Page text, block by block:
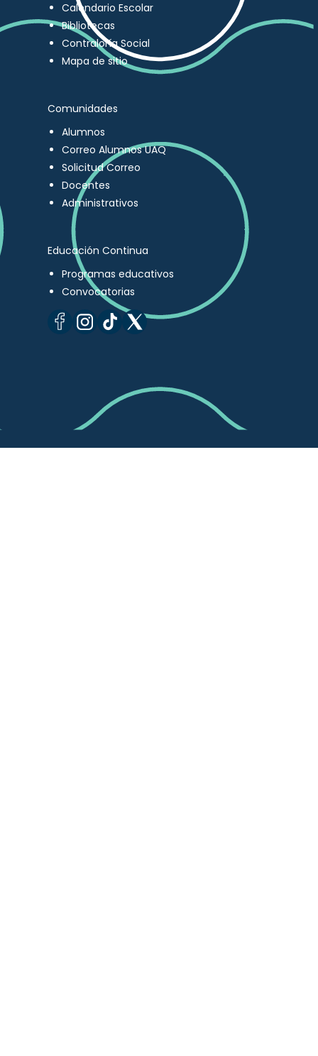
Calendario Escolar
Bibliotecas
Contraloría Social
Mapa de sitio
Comunidades
Alumnos
Correo Alumnos UAQ
Solicitud Correo
Docentes
Administrativos
Educación Continua
Programas educativos
Convocatorias